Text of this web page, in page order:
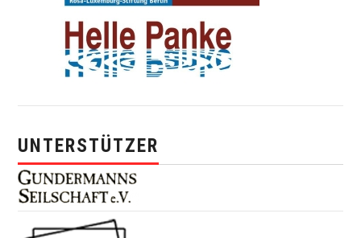
UNTERSTÜTZER